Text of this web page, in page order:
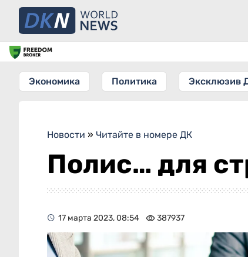
Экономика Политика Эксклюзив
Новости » Читайте в номере ДК
Полис… для
17 марта 2023, 08:54 387937